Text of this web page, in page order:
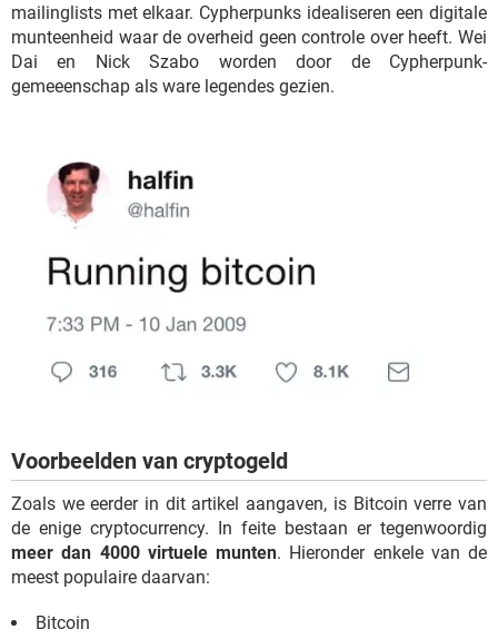
mailinglists met elkaar. Cypherpunks idealiseren een digitale
munteenheid waar de overheid geen controle over heeft. Wei
Dai en Nick Szabo worden door de Cypherpunk-
gemeeenschap als ware legendes gezien.
Voorbeelden van cryptogeld
Zoals we eerder in dit artikel aangaven, is Bitcoin verre van
de enige cryptocurrency. In feite bestaan er tegenwoordig
meer dan 4000 virtuele munten. Hieronder enkele van de
meest populaire daarvan:
Bitcoin